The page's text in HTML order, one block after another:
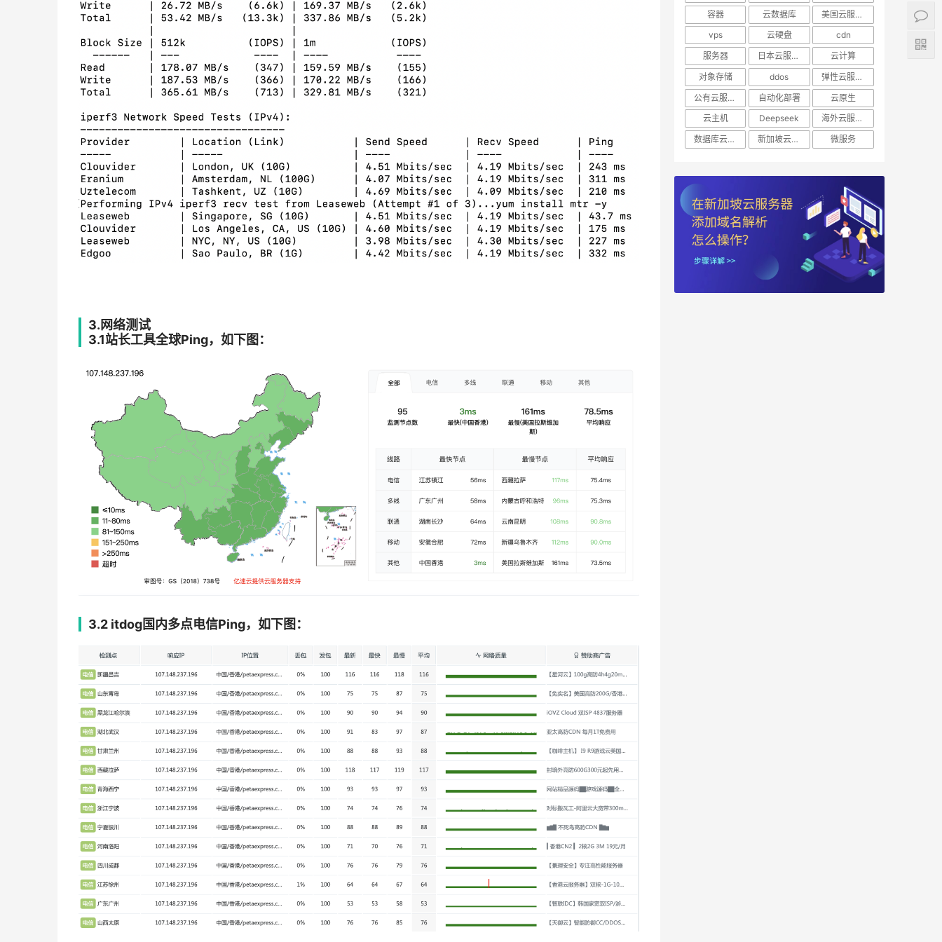
3.网络测试
3.1站长工具全球Ping，如下图：
3.2 itdog国内多点电信Ping，如下图：
容器 云数据库
美国云服务器
vps
云硬盘
cdn
服务器
日本云服务器
云计算
对象存储
ddos
弹性云服务器
公有云服务器
自动化部署
云原生
云主机
Deepseek
海外云服务器
数据库云托管
新加坡云服务器 微服务